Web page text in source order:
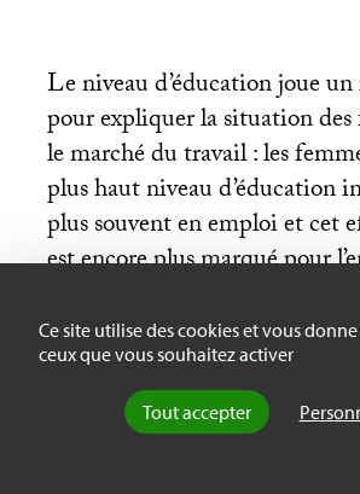
Ce site utilise des cookies et vous
ceux que vous souhaitez activer
Tout accepter
Le niveau d’éducation joue
pour expliquer la situation des
le marché du travail : les
plus haut niveau d’éducation
plus souvent en emploi et cet
est encore plus marqué pour
temps plein. La nationalité
un rôle. D’une part, il apparaît
femmes originaires d’un autre
que celui dans lequel elles
aussi susceptibles d’être en